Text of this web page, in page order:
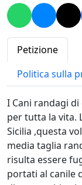
Petizione
Politica sulla
I Cani randagi
per tutta la vita.
Sicilia ,questa
media taglia
risulta essere
portati al canile